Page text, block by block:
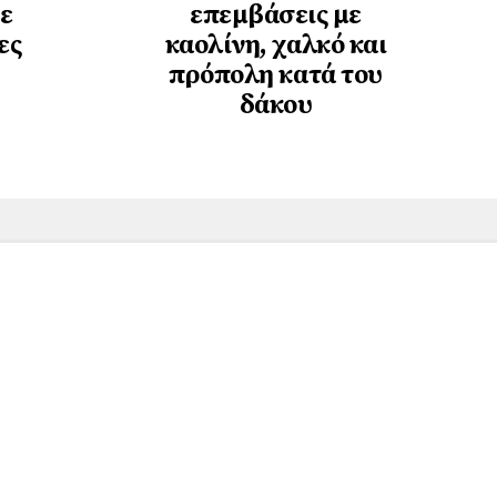
επεμβάσεις με
καολίνη, χαλκό και
πρόπολη κατά του
δάκου